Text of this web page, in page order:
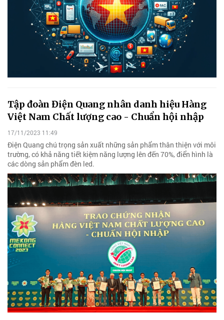
Tập đoàn Điện Quang nhân danh hiệu Hàng
Việt Nam Chất lượng cao - Chuẩn hội nhập
17/11/2023 11:49
Điện Quang chú trọng sản xuất những sản phẩm thân thiện với môi
trường, có khả năng tiết kiệm năng lượng lên đến 70%, điển hình là
các dòng sản phẩm đèn led.